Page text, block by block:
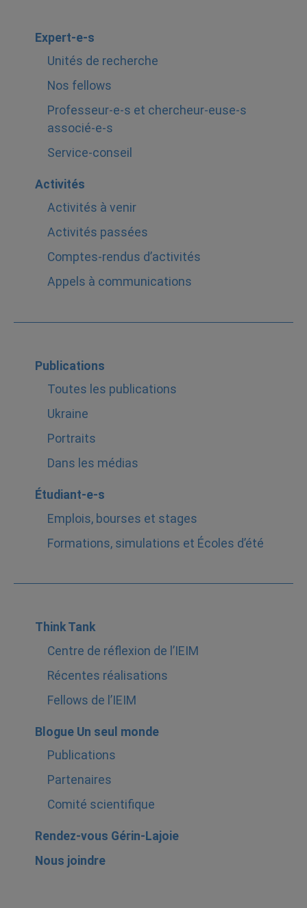
Expert-e-s
Unités de recherche
Nos fellows
Professeur-e-s et chercheur-euse-s
associé-e-s
Service-conseil
Activités
Activités à venir
Activités passées
Comptes-rendus d’activités
Appels à communications
Publications
Toutes les publications
Ukraine
Portraits
Dans les médias
Étudiant-e-s
Emplois, bourses et stages
Formations, simulations et Écoles d’été
Think Tank
Centre de réflexion de l’IEIM
Récentes réalisations
Fellows de l’IEIM
Blogue Un seul monde
Publications
Partenaires
Comité scientifique
Rendez-vous Gérin-Lajoie
Nous joindre